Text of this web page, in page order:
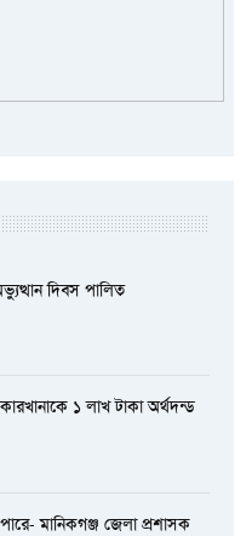
দিবস পালিত
১ লাখ টাকা অর্থদন্ড
মানিকগঞ্জ জেলা প্রশাসক